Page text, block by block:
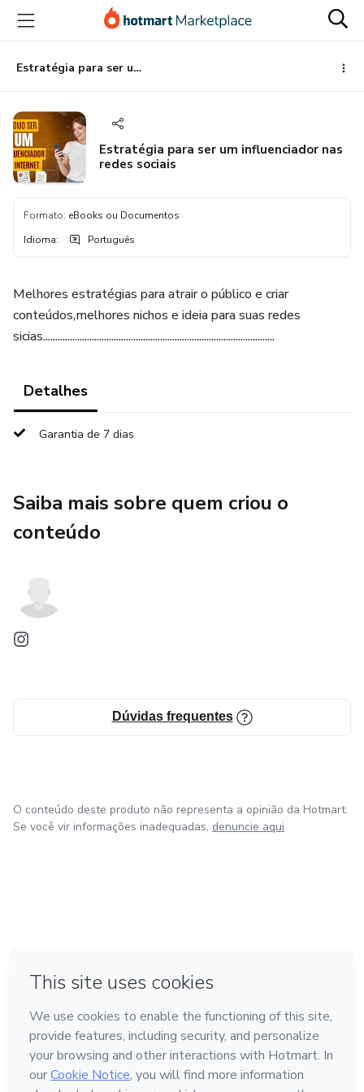
para
conteúdo
principal
para
pagamento
para
rodapé
Estratégia para ser um influenciador nas redes sociais
Estratégia para ser um influenciador nas
redes sociais
Formato: eBooks ou Documentos
Idioma: Português
Melhores estratégias para atrair o público e criar
conteúdos,melhores nichos e ideia para suas redes
sicias...............................................................................................
Detalhes
Garantia de 7 dias
Saiba mais sobre quem criou o
conteúdo
Dúvidas frequentes
O conteúdo deste produto não representa a opinião da Hotmart.
Se você vir informações inadequadas, denuncie aqui
Feito com ❤ na Cidade do México
Conheça a Hotmart